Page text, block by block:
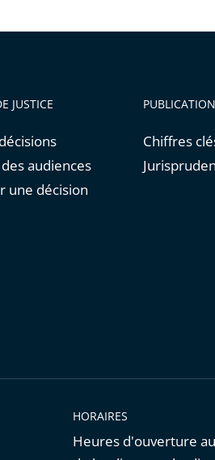
JUSTICE
audiences
une décision
Chiffres
HORAIRES
Heures d'ouverture